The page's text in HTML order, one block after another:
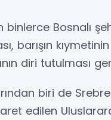
binlerce Bosnalı
barışın
diri tutulması
biri de
edilen